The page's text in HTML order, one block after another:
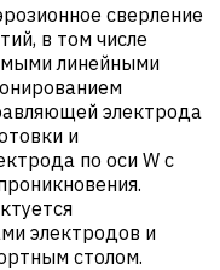
сверление
в том числе
линейными
электрода
и
по оси W с
электродов и
столом.